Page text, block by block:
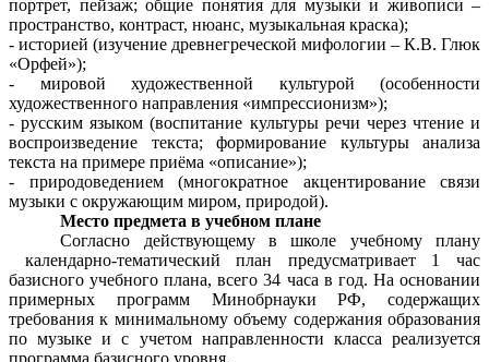
портрет, пейзаж; общие понятия для музыки и живописи –
пространство, контраст, нюанс, музыкальная краска);
- историей (изучение древнегреческой мифологии – К.В. Глюк
«Орфей»);
- мировой художественной культурой (особенности
художественного направления «импрессионизм»);
- русским языком (воспитание культуры речи через чтение и
воспроизведение текста; формирование культуры анализа
текста на примере приёма «описание»);
- природоведением (многократное акцентирование связи
музыки с окружающим миром, природой).
Место предмета в учебном плане
Согласно действующему в школе учебному плану
календарно-тематический план предусматривает 1 час
базисного учебного плана, всего 34 часа в год. На основании
примерных программ Минобрнауки РФ, содержащих
требования к минимальному объему содержания образования
по музыке и с учетом направленности класса реализуется
программа базисного уровня.